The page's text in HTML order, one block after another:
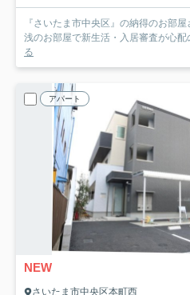
『さいたま市中央区』の納得のお部
浅のお部屋で新生活・入居審査が心
る
アパート
NEW
さいたま市中央区本町西